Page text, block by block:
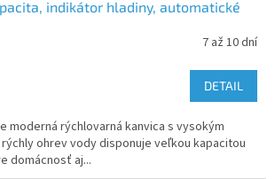
indikátor hladiny, automatické
7 až 10 dní
DETAIL
moderná rýchlovarná kanvica s vysokým
rýchly ohrev vody disponuje veľkou kapacitou
domácnosť aj...